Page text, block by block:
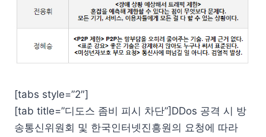
[tabs style=”2″]
[tab title=”디도스 좀비 피시 차단”]DDos 공격 시 방
송통신위원회 및 한국인터넷진흥원의 요청에 따라